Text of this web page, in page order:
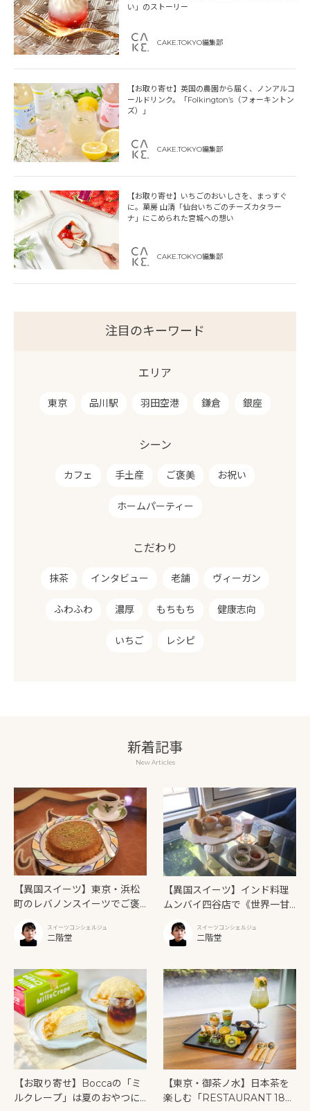
い」のストーリー
CAKE.TOKYO編集部
【お取り寄せ】英国の農園から届く、ノンアルコ
ールドリンク。「Folkington’s（フォーキントン
ズ）」
CAKE.TOKYO編集部
【お取り寄せ】いちごのおいしさを、まっすぐ
に。菓房 山清「仙台いちごのチーズカタラー
ナ」にこめられた宮城への想い
CAKE.TOKYO編集部
注目のキーワード
エリア
東京 品川駅 羽田空港 鎌倉 銀座
シーン
カフェ 手土産 ご褒美 お祝い
ホームパーティー
こだわり
抹茶 インタビュー 老舗 ヴィーガン
ふわふわ 濃厚 もちもち 健康志向
いちご レシピ
新着記事
New Articles
【異国スイーツ】東京・浜松
町のレバノンスイーツでご褒
ズ レストラン」
スイーツコンシェルジュ
二階堂
【異国スイーツ】インド料理
ムンバイ四谷店で《世界一甘
いインドアフタヌーンティ
ー》を味わうスイーツコンシェルジュ
二階堂
【お取り寄せ】Boccaの「ミ
ルクレープ」は夏のおやつに
【東京・御茶ノ水】日本茶を
楽しむ「RESTAURANT 189